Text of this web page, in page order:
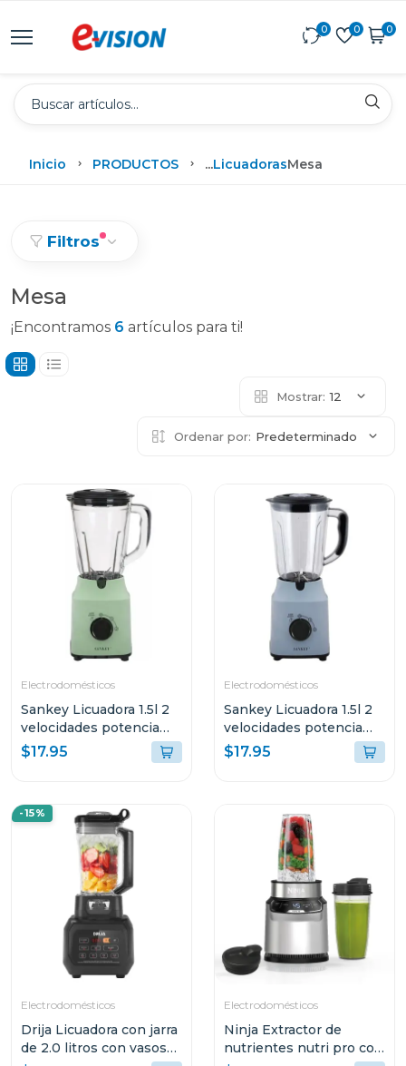
0 0 0
Inicio PRODUCTOS ...LicuadorasMesa
Filtros
Mesa
¡Encontramos 6 artículos para ti!
Mostrar: 12
Ordenar por: Predeterminado
Electrodomésticos
Sankey Licuadora 1.5l 2
velocidades potencia
500w
$17.95
Electrodomésticos
Sankey Licuadora 1.5l 2
velocidades potencia
500w
$17.95
-15%
Electrodomésticos
Drija Licuadora con jarra
de 2.0 litros con vasos
Electrodomésticos
Ninja Extractor de
nutrientes nutri pro con